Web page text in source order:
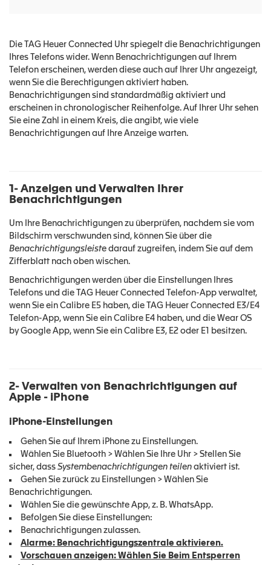
Die TAG Heuer Connected Uhr spiegelt die Benachrichtigungen
Ihres Telefons wider. Wenn Benachrichtigungen auf Ihrem
Telefon erscheinen, werden diese auch auf Ihrer Uhr angezeigt,
wenn Sie die Berechtigungen aktiviert haben.
Benachrichtigungen sind standardmäßig aktiviert und
erscheinen in chronologischer Reihenfolge. Auf Ihrer Uhr sehen
Sie eine Zahl in einem Kreis, die angibt, wie viele
Benachrichtigungen auf Ihre Anzeige warten.
1- Anzeigen und Verwalten Ihrer
Benachrichtigungen
Um Ihre Benachrichtigungen zu überprüfen, nachdem sie vom
Bildschirm verschwunden sind, können Sie über die
Benachrichtigungsleiste darauf zugreifen, indem Sie auf dem
Zifferblatt nach oben wischen.
Benachrichtigungen werden über die Einstellungen Ihres
Telefons und die TAG Heuer Connected Telefon-App verwaltet,
wenn Sie ein Calibre E5 haben, die TAG Heuer Connected E3/E4
Telefon-App, wenn Sie ein Calibre E4 haben, und die Wear OS
by Google App, wenn Sie ein Calibre E3, E2 oder E1 besitzen.
2- Verwalten von Benachrichtigungen auf
Apple - iPhone
iPhone-Einstellungen
Gehen Sie auf Ihrem iPhone zu Einstellungen.
Wählen Sie Bluetooth > Wählen Sie Ihre Uhr > Stellen Sie
sicher, dass Systembenachrichtigungen teilen aktiviert ist.
Gehen Sie zurück zu Einstellungen > Wählen Sie
Benachrichtigungen.
Wählen Sie die gewünschte App, z. B. WhatsApp.
Befolgen Sie diese Einstellungen:
Benachrichtigungen zulassen.
Alarme: Benachrichtigungszentrale aktivieren.
Vorschauen anzeigen: Wählen Sie Beim Entsperren